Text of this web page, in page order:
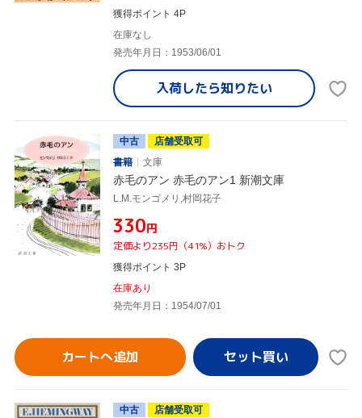
獲得ポイント 4P
在庫なし
発売年月日：1953/06/01
入荷したら知りたい
中古
店舗受取可
書籍
文庫
赤毛のアン 赤毛のアン1 新潮文庫
L.M.モンゴメリ,村岡花子
¥330円
定価より235円（41%）おトク
獲得ポイント 3P
在庫あり
発売年月日：1954/07/01
カートへ追加
中古
店舗受取可